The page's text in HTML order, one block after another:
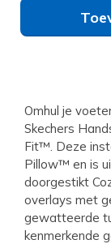
Omhul je
Skechers
Fit™. Deze
Pillow™ en is
doorgestikt
overlays met
gewatteerde
kenmerkende